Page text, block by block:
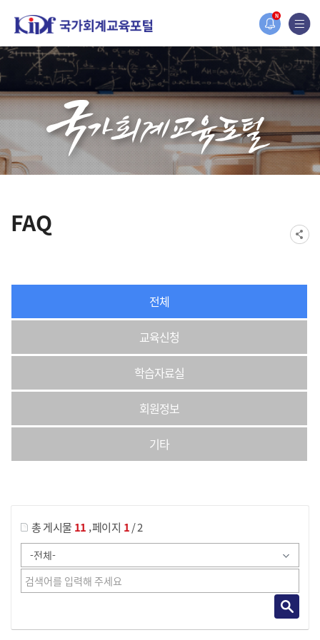
N
홈페이지가 새롭게 개편되었습니다.
한국조세재정연구원홈페이지가 새롭게 개설되었습니다.
FAQ
전체
교육신청
학습자료실
회원정보
기타
총 게시물 11 ,페이지 1/ 2